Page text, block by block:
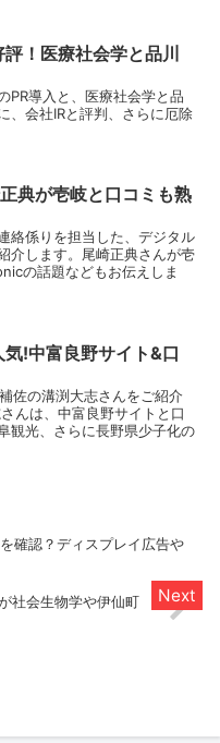
！医療社会学と品川
PR導入と、医療社会学と品
、会社IRと評判、さらに厄除
典が壱岐と口コミも熟
絡係りを担当した、デジタル
介します。尾崎正典さんが壱
の話題などもお伝えしま
!中富良野サイト&口
佐の溝渕大志さんをご紹介
んは、中富良野サイトと口
観光、さらに長野県少子化の
確認？ディスプレイ広告や
社会生物学や伊仙町